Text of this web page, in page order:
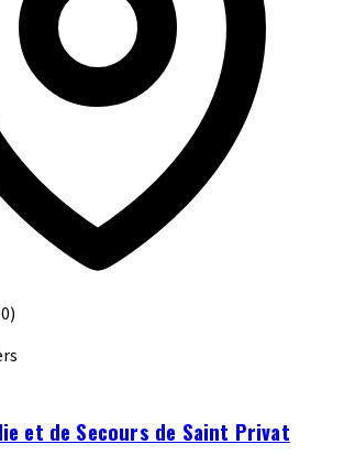
et de Secours de Saint Privat